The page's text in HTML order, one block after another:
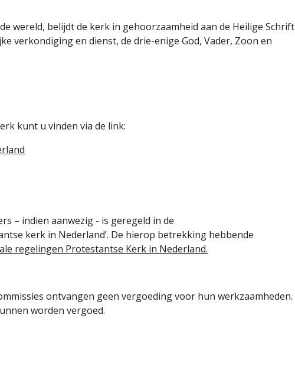
wereld, belijdt de kerk in gehoorzaamheid aan de Heilige Schrift
verkondiging en dienst, de drie-enige God, Vader, Zoon en
kunt u vinden via de link:
– indien aanwezig - is geregeld in de
kerk in Nederland’. De hierop betrekking hebbende
regelingen Protestantse Kerk in Nederland.
ontvangen geen vergoeding voor hun werkzaamheden.
worden vergoed.